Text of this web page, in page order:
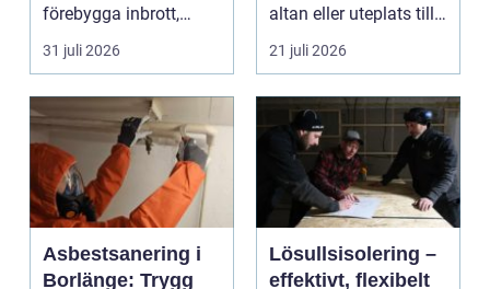
förebygga inbrott,
sabotage och andra
ang...
31 juli 2026
altan eller uteplats till
ett extra rum under
somma...
21 juli 2026
Asbestsanering i
Borlänge: Trygg
Lösullsisolering –
effektivt, flexibelt